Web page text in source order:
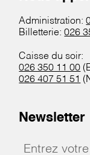
Administration:
Billetterie:026
Caisse du soir:
026 350 11 00
026 407 51 51
Newsletter